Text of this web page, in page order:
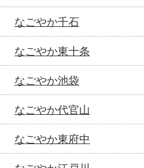
なごやか千石
なごやか東十条
なごやか池袋
なごやか代官山
なごやか東府中